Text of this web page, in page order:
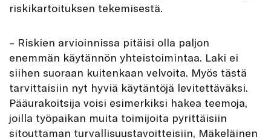
riskikartoituksen tekemisestä.
– Riskien arvioinnissa pitäisi olla paljon
enemmän käytännön yhteistoimintaa. Laki ei
siihen suoraan kuitenkaan velvoita. Myös tästä
tarvittaisiin nyt hyviä käytäntöjä levitettäväksi.
Pääurakoitsija voisi esimerkiksi hakea teemoja,
joilla työpaikan muita toimijoita pyrittäisiin
sitouttaman turvallisuustavoitteisiin, Mäkeläinen